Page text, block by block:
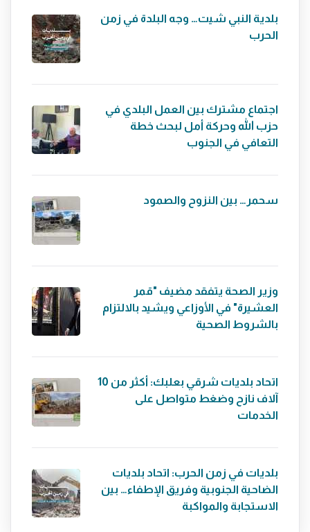
بلدية النبي شيت… وجه البلدة في زمن
الحرب
اجتماع مشترك بين العمل البلدي في
حزب الله وحركة أمل لبحث خطة
التعافي في الجنوب
سحمر… بين النزوح والصمود
وزير الصحة يتفقد مضيف "قمر
العشيرة" في الأوزاعي ويشيد بالالتزام
بالشروط الصحية
اتحاد بلديات شرقي بعلبك: أكثر من 10
آلاف نازح وضغط متواصل على
الخدمات
بلديات في زمن الحرب: اتحاد بلديات
الضاحية الجنوبية وفريق الإطفاء… بين
الاستجابة والمواكبة